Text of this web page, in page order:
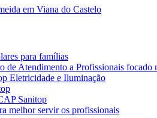
em Viana do Castelo
para famílias
de Atendimento a Profissionais focado
Eletricidade e Iluminação
Sanitop
melhor servir os profissionais